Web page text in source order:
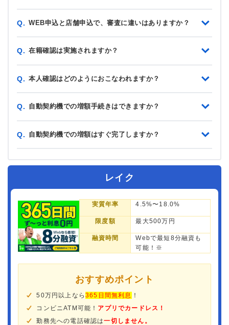
Q. WEB申込と店舗申込で、審査に違いはありますか？
Q. 在籍確認は実施されますか？
Q. 本人確認はどのようにおこなわれますか？
Q. 自動契約機での増額手続きはできますか？
Q. 自動契約機での増額はすぐ完了しますか？
レイク
実質年率 4.5%〜18.0%
限度額 最大500万円
融資時間
Webで最短8分融資も
可能！※
おすすめポイント
50万円以上なら365日間無利息
！
コンビニATM可能！ アプリでカードレス！
勤務先への電話確認は一切しません。